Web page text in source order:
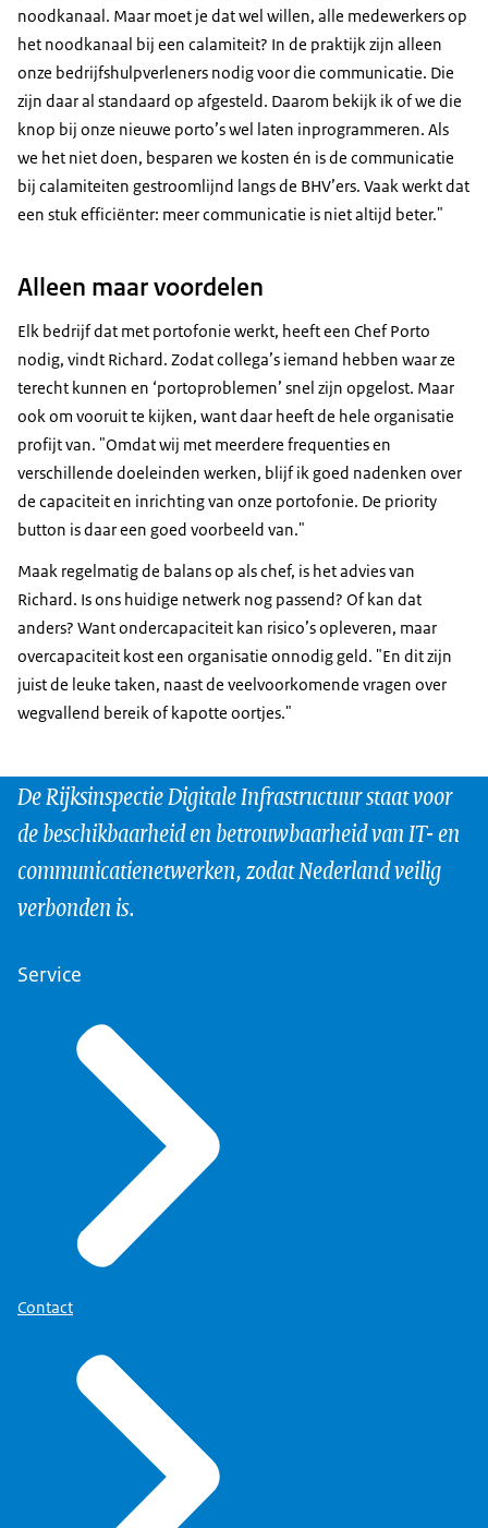
noodkanaal. Maar moet je dat wel willen, alle medewerkers op
het noodkanaal bij een calamiteit? In de praktijk zijn alleen
onze bedrijfshulpverleners nodig voor die communicatie. Die
zijn daar al standaard op afgesteld. Daarom bekijk ik of we die
knop bij onze nieuwe porto’s wel laten inprogrammeren. Als
we het niet doen, besparen we kosten én is de communicatie
bij calamiteiten gestroomlijnd langs de BHV’ers. Vaak werkt dat
een stuk efficiënter: meer communicatie is niet altijd beter."
Alleen maar voordelen
Elk bedrijf dat met portofonie werkt, heeft een Chef Porto
nodig, vindt Richard. Zodat collega’s iemand hebben waar ze
terecht kunnen en ‘portoproblemen’ snel zijn opgelost. Maar
ook om vooruit te kijken, want daar heeft de hele organisatie
profijt van. "Omdat wij met meerdere frequenties en
verschillende doeleinden werken, blijf ik goed nadenken over
de capaciteit en inrichting van onze portofonie. De priority
button is daar een goed voorbeeld van."
Maak regelmatig de balans op als chef, is het advies van
Richard. Is ons huidige netwerk nog passend? Of kan dat
anders? Want ondercapaciteit kan risico’s opleveren, maar
overcapaciteit kost een organisatie onnodig geld. "En dit zijn
juist de leuke taken, naast de veelvoorkomende vragen over
wegvallend bereik of kapotte oortjes."
De Rijksinspectie Digitale Infrastructuur staat voor
de beschikbaarheid en betrouwbaarheid van IT- en
communicatienetwerken, zodat Nederland veilig
verbonden is.
Service
Contact